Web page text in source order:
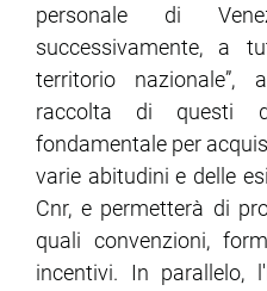
personale di
successivamente, a
territorio nazionale”,
raccolta di questi
fondamentale per
varie abitudini e delle
Cnr, e permetterà di
quali convenzioni,
incentivi. In parallelo,